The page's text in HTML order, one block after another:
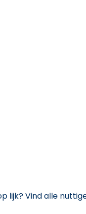
lijk? Vind alle